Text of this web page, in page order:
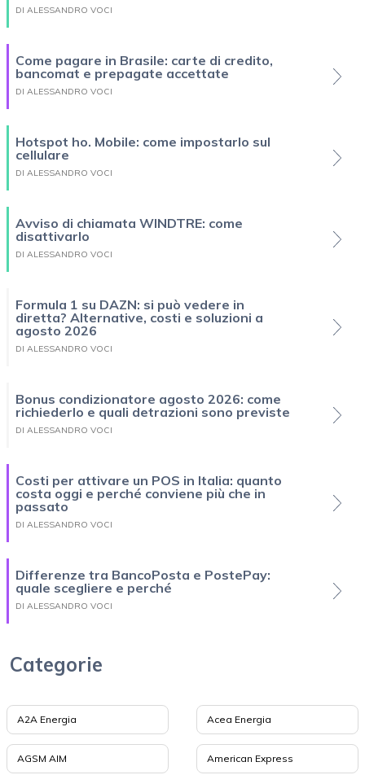
DI ALESSANDRO VOCI
Come pagare in Brasile: carte di credito,
bancomat e prepagate accettate
DI ALESSANDRO VOCI
Hotspot ho. Mobile: come impostarlo sul
cellulare
DI ALESSANDRO VOCI
Avviso di chiamata WINDTRE: come
disattivarlo
DI ALESSANDRO VOCI
Formula 1 su DAZN: si può vedere in
diretta? Alternative, costi e soluzioni a
agosto 2026
DI ALESSANDRO VOCI
Bonus condizionatore agosto 2026: come
richiederlo e quali detrazioni sono previste
DI ALESSANDRO VOCI
Costi per attivare un POS in Italia: quanto
costa oggi e perché conviene più che in
passato
DI ALESSANDRO VOCI
Differenze tra BancoPosta e PostePay:
quale scegliere e perché
DI ALESSANDRO VOCI
Categorie
A2A Energia Acea Energia
AGSM AIM American Express